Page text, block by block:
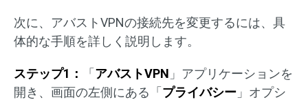
次に、アバストVPNの接続先を変更するには、具
体的な手順を詳しく説明します。
ステップ1： 「アバストVPN 」アプリケーションを
開き、画面の左側にある「プライバシー 」オプシ